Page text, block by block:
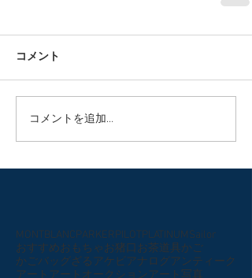
コメント
コメントを追加…
MONTBLANCPARKERPILOT PLATINUMSailor
おすすめおもちゃお猪口 お茶道具かご
かごバッグざる アケビ アナログアンティーク
アート アートオークション アート写真